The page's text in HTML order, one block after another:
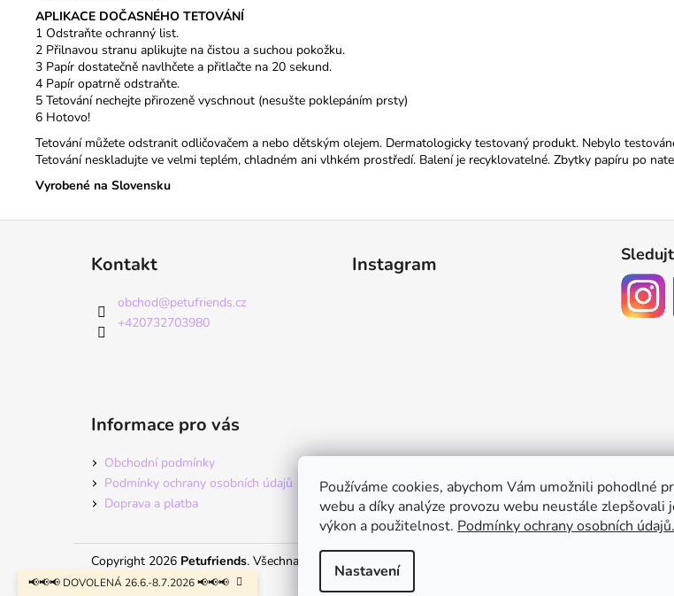
Používáme cookies, abychom Vám umožnili pohodlné
webu a díky analýze provozu webu neustále zlepšovali
výkon a použitelnost. Podmínky ochrany osobních údajů.
Nastavení
📢📢📢 DOVOLENÁ 26.6.-8.7.2026 📢📢📢
APLIKACE DOČASNÉHO TETOVÁNÍ
1 Odstraňte ochranný list.
2 Přilnavou stranu aplikujte na čistou a suchou pokožku.
3 Papír dostatečně navlhčete a přitlačte na 20 sekund.
4 Papír opatrně odstraňte.
5 Tetování nechejte přirozeně vyschnout (nesušte poklepáním prsty)
6 Hotovo!
Tetování můžete odstranit odličovačem a nebo dětským olejem. Dermatologicky testovaný produkt. Nebylo
Tetování neskladujte ve velmi teplém, chladném ani vlhkém prostředí. Balení je recyklovatelné. Zbytky papíru po
Vyrobené na Slovensku
Kontakt
obchod@petufriends.cz
+420732703980
Instagram
Informace pro vás
Obchodní podmínky
Podmínky ochrany osobních údajů
Doprava a platba
Copyright 2026 Petufriends. Všechna práva vyhrazena. Upravit nastavení cookies